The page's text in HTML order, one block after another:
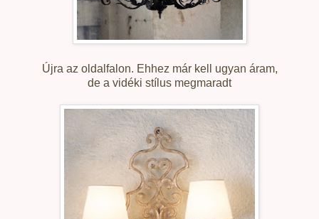
Újra az oldalfalon. Ehhez már kell ugyan áram,
de a vidéki stílus megmaradt